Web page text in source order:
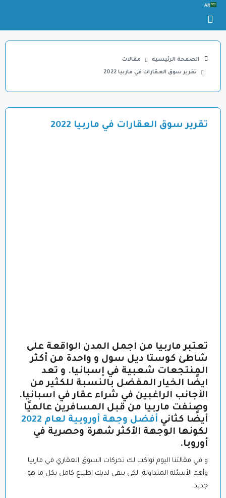
AR
الصفحة الرئيسية مقالات
تقرير سوق العقارات في ماربيا 2022
تقرير سوق العقارات في ماربيا 2022
تعتبر ماربيا من اجمل المدن الواقعة على
شاطئ كوستا ديل سول و واحدة من أكثر
المنتجعات شعبية في إسبانيا. و تعد
ايضًا الخيار المفضل بالنسبة للكثير من
الأجانب الراغبين في شراء عقار في اسبانيا.
وصنفت ماربيا من قبل المسافرين عالميًا
أيضًا كثاني أفضل وجهة أوروبية لعام 2022
لكونها الوجهة الأكثر شهرة وحصرية في
أوروبا.
و في مقالتنا اليوم نواكب لك تحركات السوق العقاري في ماربيا
وأهم الأسئلة المتداولة لكي يبقى لديك اطلاع كامل بكل ما هو
جديد.